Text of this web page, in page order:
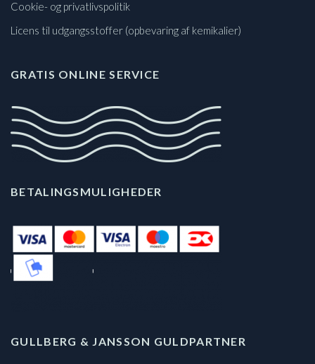
Cookie- og privatlivspolitik
Licens til udgangsstoffer (opbevaring af kemikalier)
GRATIS ONLINE SERVICE
BETALINGSMULIGHEDER
GULLBERG & JANSSON GULDPARTNER